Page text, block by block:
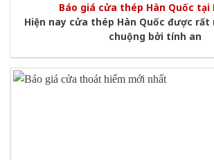
Báo giá cửa thép Hàn Quốc tại
Hiện nay cửa thép Hàn Quốc được
chuộng bởi tính an